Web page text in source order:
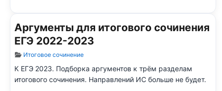
Аргументы для итогового сочинения
ЕГЭ 2022-2023
Информация о материале
Итоговое сочинение
К ЕГЭ 2023. Подборка аргументов к трём разделам
итогового сочинения. Направлений ИС больше не будет.